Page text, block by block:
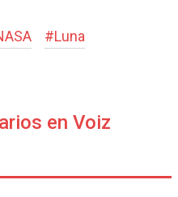
#Luna
en Voiz